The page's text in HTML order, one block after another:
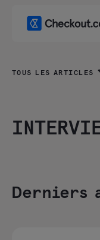
TOUS LES ARTICLES
Derniers